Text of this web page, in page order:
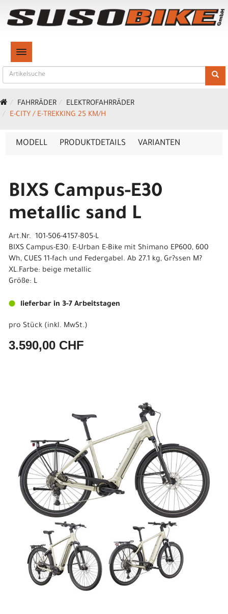
TOGGLE NAVIGATION
FAHRRÄDER
ELEKTROFAHRRÄDER
E-CITY / E-TREKKING 25 KM/H
MODELL PRODUKTDETAILS VARIANTEN
BIXS Campus-E30
metallic sand L
Art.Nr. 101-506-4157-805-L
BIXS Campus-E30: E-Urban E-Bike mit Shimano EP600, 600
Wh, CUES 11-fach und Federgabel. Ab 27.1 kg, Gr?ssen M?
XL.Farbe: beige metallic
Größe: L
lieferbar in 3-7 Arbeitstagen
pro Stück (inkl. MwSt.)
3.590,00 CHF